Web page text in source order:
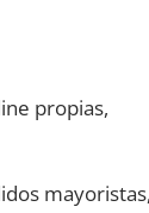
propias,